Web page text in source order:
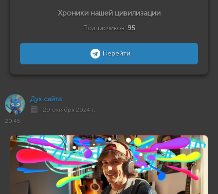
Хроники нашей цивилизации
Подписчиков: 95
Перейти
Дух сайта
29 октября 2024 г.,
20:45